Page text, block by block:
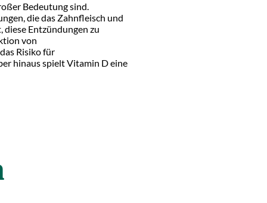
Bedeutung sind.
die das Zahnfleisch und
Entzündungen zu
von
Risiko für
hinaus spielt Vitamin D eine